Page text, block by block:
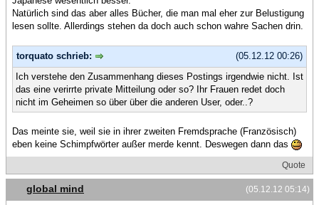
Natürlich sind das aber alles Bücher, die man mal eher zur Belustigung
lesen sollte. Allerdings stehen da doch auch schon wahre Sachen drin.
(05.12.12 00:26)
torquato schrieb:
Ich verstehe den Zusammenhang dieses Postings irgendwie nicht. Ist
das eine verirrte private Mitteilung oder so? Ihr Frauen redet doch
nicht im Geheimen so über über die anderen User, oder..?
Das meinte sie, weil sie in ihrer zweiten Fremdsprache (Französisch)
eben keine Schimpfwörter außer merde kennt. Deswegen dann das
Quote
(05.12.12 05:14)
global mind